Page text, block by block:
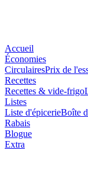
Accueil
Économies
CirculairesPrix de
Recettes
Recettes & vide-frigo
Listes
Liste d'épicerieBoîte
Rabais
Blogue
Extra